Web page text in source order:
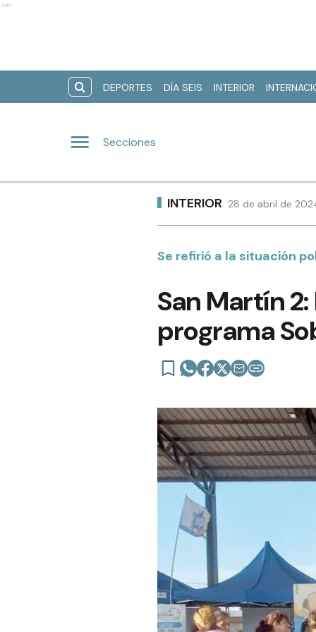
Ads
DEPORTES DÍA SEIS INTERIOR
Secciones
INTERIOR 28 de abril de
Se refirió a la situación
San Martín
programa